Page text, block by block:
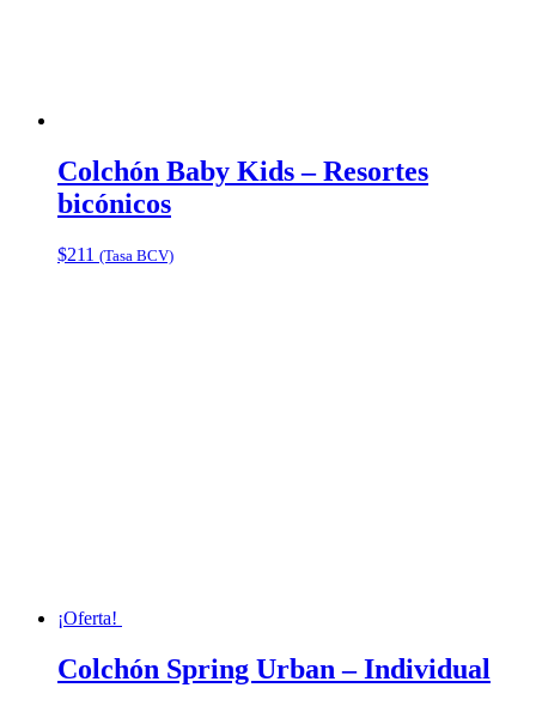
Colchón Baby Kids – Resortes
bicónicos
$211 (Tasa BCV)
¡Oferta!
Colchón Spring Urban – Individual